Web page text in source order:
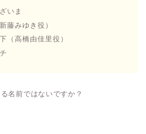
いま
藤みゆき役）
（高橋由佳里役）
名前ではないですか？